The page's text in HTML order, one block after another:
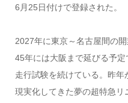
6月25日付けで登録された。
2027年に東京～名古屋間の
45年には大阪まで延びる予
走行試験を続けている。昨
現実化してきた夢の超特急